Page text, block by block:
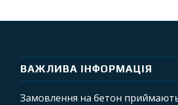
ВАЖЛИВА ІНФОРМАЦІЯ
Замовлення на бетон